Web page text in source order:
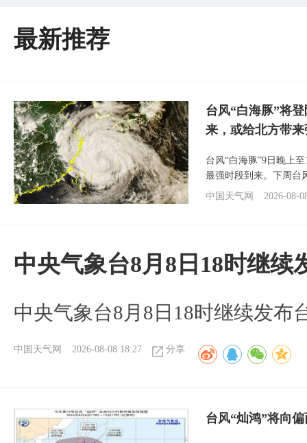
最新推荐
台风“白海豚”将
来，或给北方带
台风“白海豚”9日晚上
最强时段到来。下周台
中国天气网
2026-08-
中央气象台8月8日18时继续
中央气象台8月8日18时继续发布
中国天气网 2026-08-08 18:27 分享
台风“灿鸿”将向